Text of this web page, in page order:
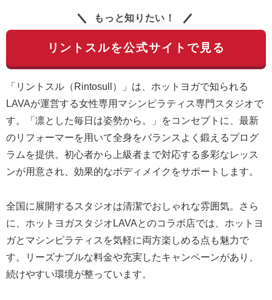
もっと知りたい！
リントスルを公式サイトで見る
「リントスル（Rintosull）」は、ホットヨガで知られる
LAVAが運営する女性専用マシンピラティス専門スタジオで
す。「凛とした毎日は姿勢から。」をコンセプトに、最新
のリフォーマーを用いて全身をバランスよく鍛えるプログ
ラムを提供。初心者から上級者まで対応する多彩なレッス
ンが用意され、効果的なボディメイクをサポートします。
全国に展開するスタジオは清潔でおしゃれな雰囲気。さら
に、ホットヨガスタジオLAVAとのコラボ店では、ホットヨ
ガとマシンピラティスを気軽に両方楽しめる点も魅力で
す。リーズナブルな料金や充実したキャンペーンがあり、
続けやすい環境が整っています。